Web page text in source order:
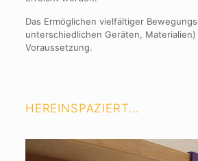
Das Ermöglichen vielfältiger
unterschiedlichen Geräten,
Voraussetzung.
HEREINSPAZIERT…